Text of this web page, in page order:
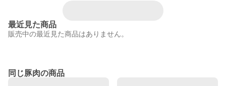
最近見た商品
販売中の最近見た商品はありません。
同じ豚肉の商品